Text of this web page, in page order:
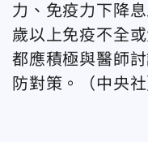
力、免疫力下降
歲以上免疫不全
都應積極與醫師
防對策。（中央社